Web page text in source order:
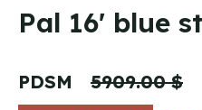
Pal 16' blue
PDSM
5909.00 $